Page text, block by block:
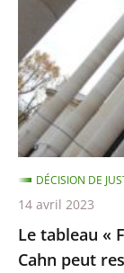
Fuck
abstraction
!
»
de
Miriam
Cahn
peut
rester
exposé
au
Le tableau «
Cahn peut
DÉCISION DE
14 avril 2023